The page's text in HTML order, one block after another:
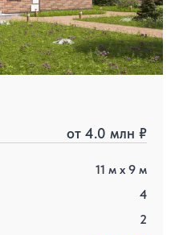
от 4.0 млн ₽
11 м x 9 м
4
2